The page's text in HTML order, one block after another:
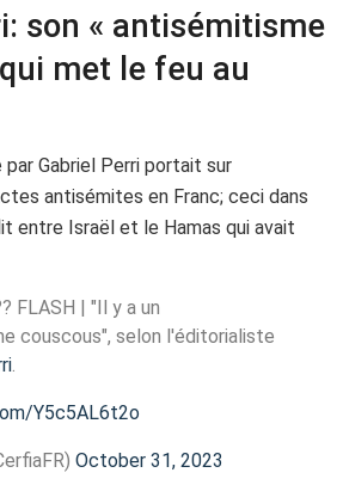
son « antisémitisme
met le feu au
par Gabriel Perri portait sur
antisémites en Franc; ceci dans
entre Israël et le Hamas qui avait
FLASH | "Il y a un
couscous", selon l'éditorialiste
Y5c5AL6t2o
October 31, 2023